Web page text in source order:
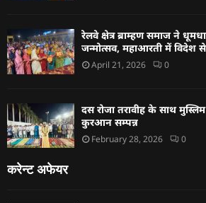
रेलवे क्षेत्र ब्राम्हण समाज ने
जन्मोत्सव, महाआरती में विदेश
April 21, 2026 0
दस रोजा तरावीह के साथ
कुरआन सम्पन्न
February 28, 2026 0
करेन्ट अफेयर